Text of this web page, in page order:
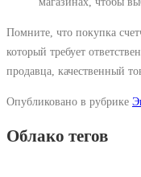
Помните, что покупка
который требует
продавца, качественный
Опубликовано в рубрике
Облако тегов